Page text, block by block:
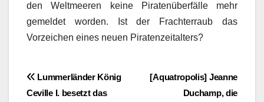
den Weltmeeren keine Piratenüberfälle mehr
gemeldet worden. Ist der Frachterraub das
Vorzeichen eines neuen Piratenzeitalters?
Beitragsnavigation
[Aquatropolis] Jeanne
Duchamp, die
Lummerländer König
Ceville I. besetzt das